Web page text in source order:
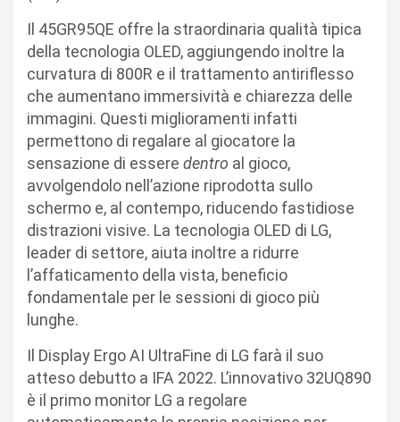
Il 45GR95QE offre la straordinaria qualità tipica
della tecnologia OLED, aggiungendo inoltre la
curvatura di 800R e il trattamento antiriflesso
che aumentano immersività e chiarezza delle
immagini. Questi miglioramenti infatti
permettono di regalare al giocatore la
sensazione di essere dentro al gioco,
avvolgendolo nell’azione riprodotta sullo
schermo e, al contempo, riducendo fastidiose
distrazioni visive. La tecnologia OLED di LG,
leader di settore, aiuta inoltre a ridurre
l’affaticamento della vista, beneficio
fondamentale per le sessioni di gioco più
lunghe.
Il Display Ergo AI UltraFine di LG farà il suo
atteso debutto a IFA 2022. L’innovativo 32UQ890
è il primo monitor LG a regolare